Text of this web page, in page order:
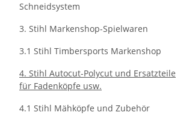
Schneidsystem
3. Stihl Markenshop-Spielwaren
3.1 Stihl Timbersports Markenshop
4. Stihl Autocut-Polycut und Ersatzteile
für Fadenköpfe usw.
4.1 Stihl Mähköpfe und Zubehör